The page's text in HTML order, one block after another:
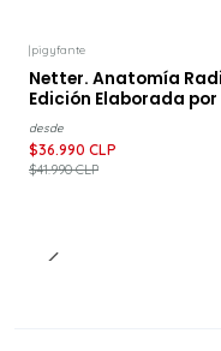
-12% DESCUENTO
|pigyfante
Netter. Anatomía
Edición Elaborada
desde
$36.990 CLP
$41.990 CLP